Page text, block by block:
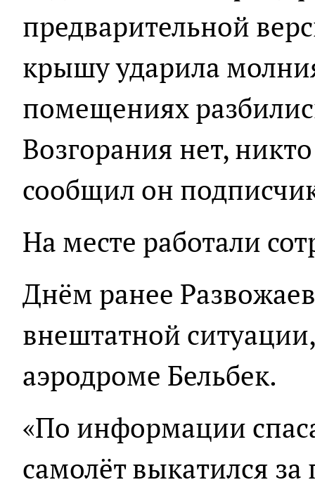
предварительной
крышу ударила
помещениях
Возгорания нет,
сообщил он
На месте работали
Днём ранее
внештатной
аэродроме Бельбек.
«По информации
самолёт выкатился